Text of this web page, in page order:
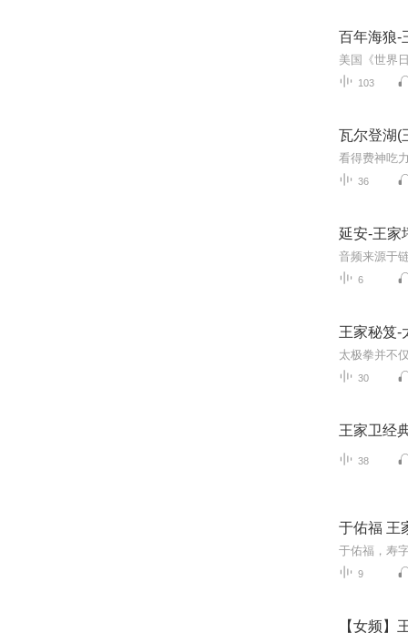
百年海狼-
103
瓦尔登湖(
看得费神吃
36
延安-王家
6
王家秘笈-
30
王家卫经
38
于佑福 王
9
【女频】